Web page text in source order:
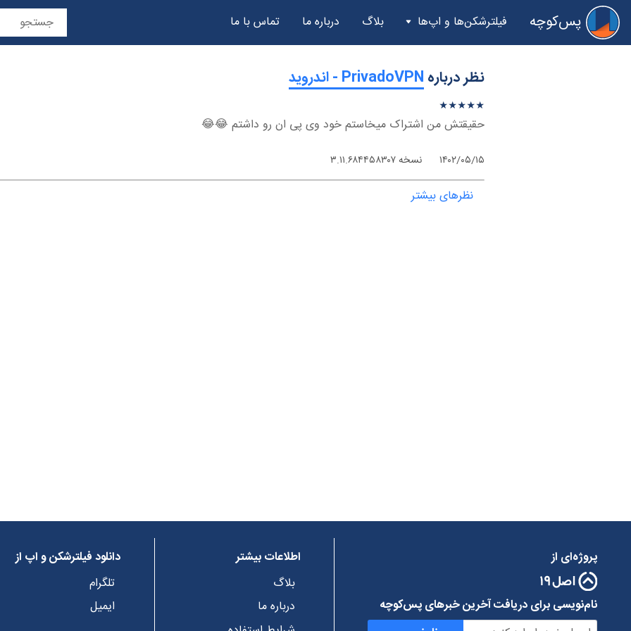
پس‌کوچه فیلترشکن‌ها و اپ‌ها بلاگ درباره ما تماس با ما
نظر درباره ‫PrivadoVPN - اندروید
★★★★★
★
★
★
★
★
حقیقتش من اشتراک میخاستم خود وی پی ان رو داشتم 😂😂
۱۴۰۲/۰۵/۱۵ نسخه ۳.۱۱.۶۸۴۴۵۸۳۰۷
نظرهای بیشتر
پروژه‌ای از
نام‌نویسی برای دریافت آخرین خبرهای پس‌کوچه
اطلاعات بیشتر
بلاگ
درباره ما
دانلود فیلترشکن و اپ از
تلگرام
ایمیل